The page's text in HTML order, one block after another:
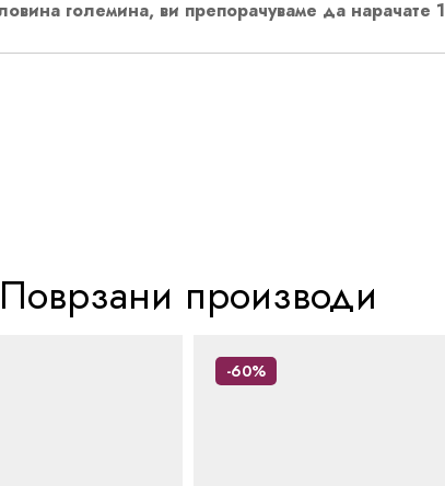
големина, ви препорачуваме да нарачате 1
Поврзани производи
-60%